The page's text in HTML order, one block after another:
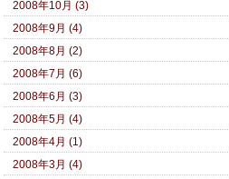
2008年10月 (3)
2008年9月 (4)
2008年8月 (2)
2008年7月 (6)
2008年6月 (3)
2008年5月 (4)
2008年4月 (1)
2008年3月 (4)